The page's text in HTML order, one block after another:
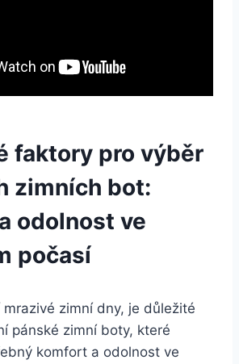
faktory pro ⁢výběr
zimních‌ bot:
odolnost ve
počasí
mrazivé zimní dny, je ⁤důležité
pánské zimní boty, ​které
⁤komfort a odolnost ve